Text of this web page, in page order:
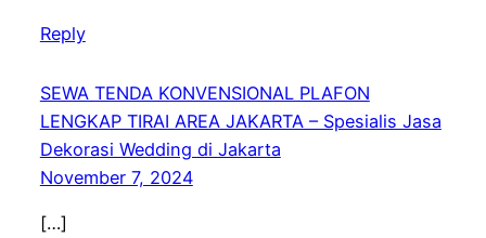
Reply
SEWA TENDA KONVENSIONAL PLAFON
LENGKAP TIRAI AREA JAKARTA – Spesialis Jasa
Dekorasi Wedding di Jakarta
November 7, 2024
[…]